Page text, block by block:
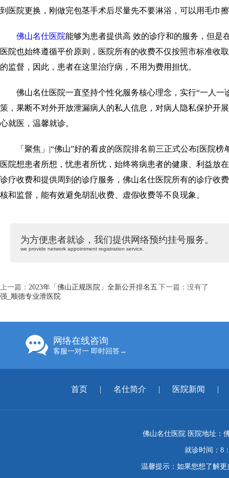
到医院更换，刚做完包茎手术后尽量先不要淋浴，可以用毛巾
佛山名仕医院能够为患者提供高 效的诊疗和的服务，但是
医院也始终遵循平价原则，医院所有的收费不仅按照市标准收
的监督，因此，患者在这里治疗病，不用为费用担忧。
佛山名仕医院一直坚持个性化服务核心理念，实行“一人一
策，果断不对外开放泄漏病人的私人信息，对病人隐私保护开
心就医，温馨就诊。
「聚焦」|“佛山”好的看皮的医院排名前三正式公布[医院榜
医院想患者所想，忧患者所忧，始终将病患者的健康、利益放
诊疗收费和提供周到的诊疗服务，佛山名仕医院所有的诊疗收
核和监督，能有效避免胡乱收费、虚假收费等不良现象。
为方便患者就诊，我们提供网络预约挂号服务。
we provide network appointment registration service.
上一篇： 2023年「佛山正规医院」全新公开排名五
强_顺德专业泄医院
下一篇：没有了
网络在线咨询
客服一对一 即时回答→
首页 | 名仕简介 | 医院新闻 |
佛山名仕医院 医院地址：
就诊时间：8
温馨提示：如果您想了解